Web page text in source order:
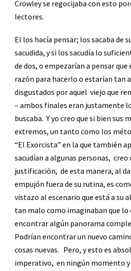
Crowley se regocijaba con esto
lectores.
El los hacía pensar; los sacaba de
sacudida, y si los sacudía lo
de dos, o empezarían a pensar
razón para hacerlo o estarían tan
disgustados por aquel viejo que
– ambos finales eran justamente
buscaba. Y yo creo que si bien sus
extremos, un tanto como los
“El Exorcista” en la que también
sacudían a algunas personas, creo
justificación, de esta manera, al
empujón fuera de su rutina, es
vistazo al escenario que está a su
tan malo como imaginaban que lo
encontrar algún panorama
Podrían encontrar un nuevo
cosas nuevas. Pero, y esto es
imperativo, en ningún momento